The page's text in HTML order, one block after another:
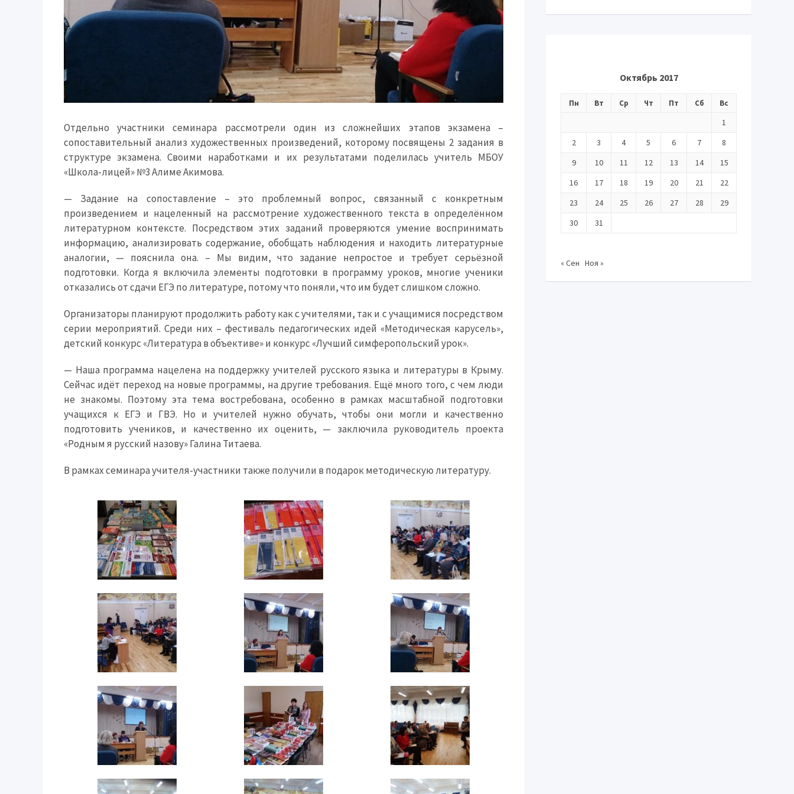
Отдельно участники семинара рассмотрели один из сложнейших этапов экзамена –
сопоставительный анализ художественных произведений, которому посвящены 2 задания в
структуре экзамена. Своими наработками и их результатами поделилась учитель МБОУ
«Школа-лицей» №3 Алиме Акимова.
— Задание на сопоставление – это проблемный вопрос, связанный с конкретным
произведением и нацеленный на рассмотрение художественного текста в определённом
литературном контексте. Посредством этих заданий проверяются умение воспринимать
информацию, анализировать содержание, обобщать наблюдения и находить литературные
аналогии, — пояснила она. – Мы видим, что задание непростое и требует серьёзной
подготовки. Когда я включила элементы подготовки в программу уроков, многие ученики
отказались от сдачи ЕГЭ по литературе, потому что поняли, что им будет слишком сложно.
Организаторы планируют продолжить работу как с учителями, так и с учащимися посредством
серии мероприятий. Среди них – фестиваль педагогических идей «Методическая карусель»,
детский конкурс «Литература в объективе» и конкурс «Лучший симферопольский урок».
— Наша программа нацелена на поддержку учителей русского языка и литературы в Крыму.
Сейчас идёт переход на новые программы, на другие требования. Ещё много того, с чем люди
не знакомы. Поэтому эта тема востребована, особенно в рамках масштабной подготовки
учащихся к ЕГЭ и ГВЭ. Но и учителей нужно обучать, чтобы они могли и качественно
подготовить учеников, и качественно их оценить, — заключила руководитель проекта
«Родным я русский назову» Галина Титаева.
В рамках семинара учителя-участники также получили в подарок методическую литературу.
Октябрь 2017
Пн Вт Ср Чт Пт Сб Вс
1
2
3 4 5 6 7
8
9
10 11 12 13 14
15
16
17 18 19 20 21
22
23
24 25 26 27 28
29
30
31
« Сен Ноя »